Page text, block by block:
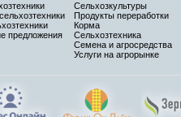
предложения
Сельхозкультуры
Продукты переработки
Корма
Сельхозтехника
Семена и агросредства
Услуги на агрорынке